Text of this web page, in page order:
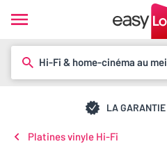
Hi-Fi & home-cinéma au
LA
Platines vinyle Hi-Fi